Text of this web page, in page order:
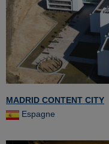
MADRID CONTENT CITY
Espagne